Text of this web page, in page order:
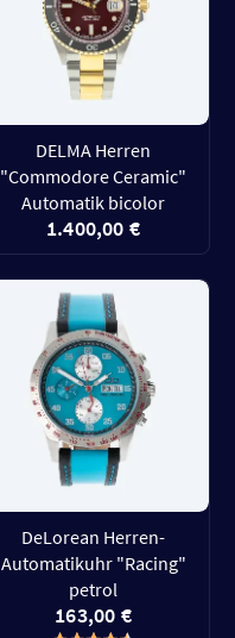
DELMA Herren
"Commodore Ceramic"
Automatik bicolor
1.400,00 €
DeLorean Herren-
Automatikuhr "Racing"
petrol
163,00 €